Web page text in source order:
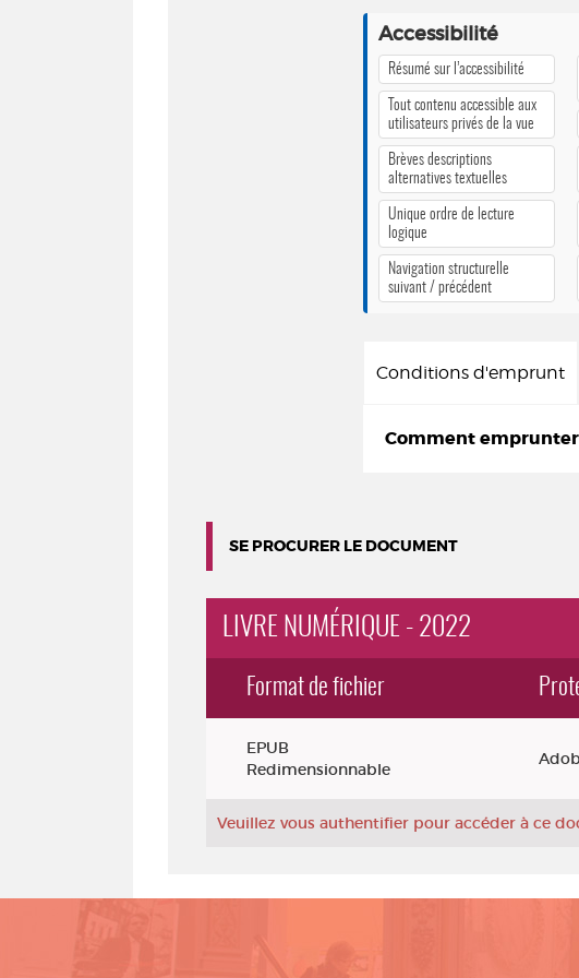
Accessibilité
Résumé sur l’accessibilité
Tout contenu accessible aux
utilisateurs privés de la vue
Brèves descriptions
alternatives textuelles
Unique ordre de lecture
logique
Navigation structurelle
suivant / précédent
Conditions d'emprunt
Comment emprunter
SE PROCURER LE DOCUMENT
LIVRE NUMÉRIQUE - 2022
Format de fichier
EPUB
Redimensionnable
Veuillez vous authentifier pour accéder à ce